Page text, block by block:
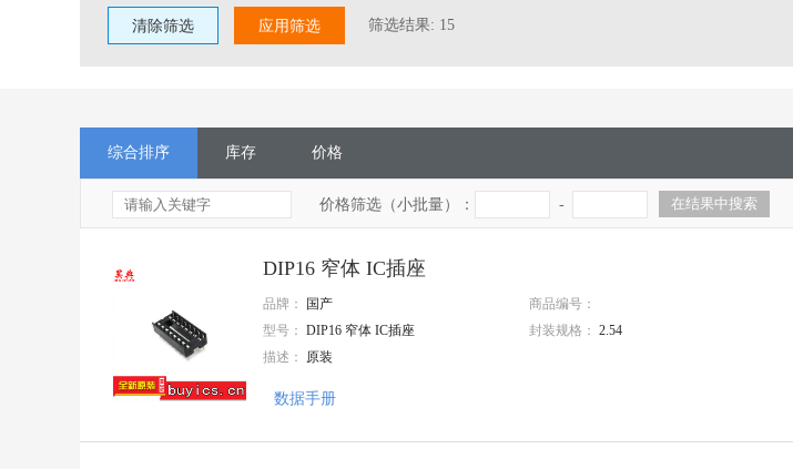
BeiQi
柏恩斯(BOURNS)
博林(BL)
东高志(TOCOS)
风华
国星光电
台湾丰宾(CapXon)
TI(德州仪器)
Nexperia(安世)
大毅科技
VISHAY(威世)
Goertek(歌尔)
Harting(浩亭)
一管15
清除筛选 应用筛选 筛选结果: 15
综合排序 库存 价格
价格筛选（小批量）： -
DIP16 窄体 IC插座
品牌： 国产
商品编号：
型号： DIP16 窄体 IC插座 封装规格： 2.54
描述：
原装
数据手册